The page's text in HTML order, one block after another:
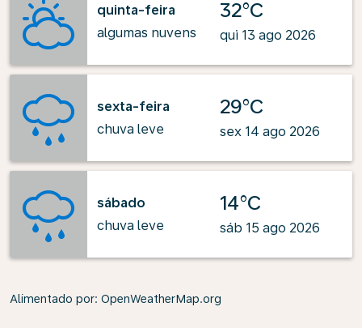
quinta-feira
algumas nuvens
32°C
qui 13 ago 2026
sexta-feira
chuva leve
29°C
sex 14 ago 2026
sábado
chuva leve
14°C
sáb 15 ago 2026
Alimentado por: OpenWeatherMap.org